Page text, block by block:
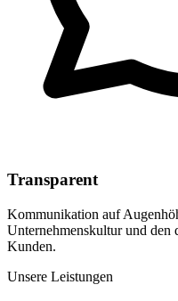
Transparent
Kommunikation auf
Unternehmenskultur und den
Kunden.
Unsere Leistungen